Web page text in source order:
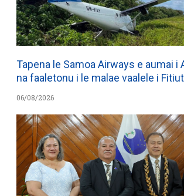
Tapena le Samoa Airways e aumai i
na faaletonu i le malae vaalele i
06/08/2026